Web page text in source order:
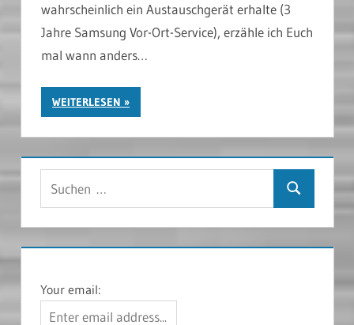
wahrscheinlich ein Austauschgerät erhalte (3
Jahre Samsung Vor-Ort-Service), erzähle ich Euch
mal wann anders…
WEITERLESEN
Suchen
Your email: